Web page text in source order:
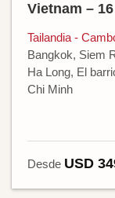
Vietnam –
Tailandia -
Bangkok, Siem
Ha Long, El
Chi Minh
Desde USD